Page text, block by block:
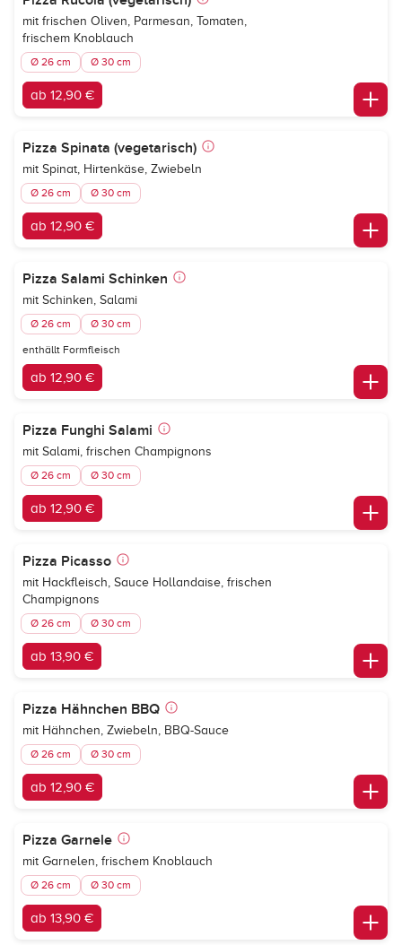
mit frischen Oliven, Parmesan, Tomaten,
frischem Knoblauch
Ø 26 cm Ø 30 cm
ab 12,90 €
Pizza Spinata (vegetarisch)
mit Spinat, Hirtenkäse, Zwiebeln
Ø 26 cm Ø 30 cm
ab 12,90 €
Pizza Salami Schinken
mit Schinken, Salami
Ø 26 cm Ø 30 cm
enthällt Formfleisch
ab 12,90 €
Pizza Funghi Salami
mit Salami, frischen Champignons
Ø 26 cm Ø 30 cm
ab 12,90 €
Pizza Picasso
mit Hackfleisch, Sauce Hollandaise, frischen
Champignons
Ø 26 cm Ø 30 cm
ab 13,90 €
Pizza Hähnchen BBQ
mit Hähnchen, Zwiebeln, BBQ-Sauce
Ø 26 cm Ø 30 cm
ab 12,90 €
Pizza Garnele
mit Garnelen, frischem Knoblauch
Ø 26 cm Ø 30 cm
ab 13,90 €